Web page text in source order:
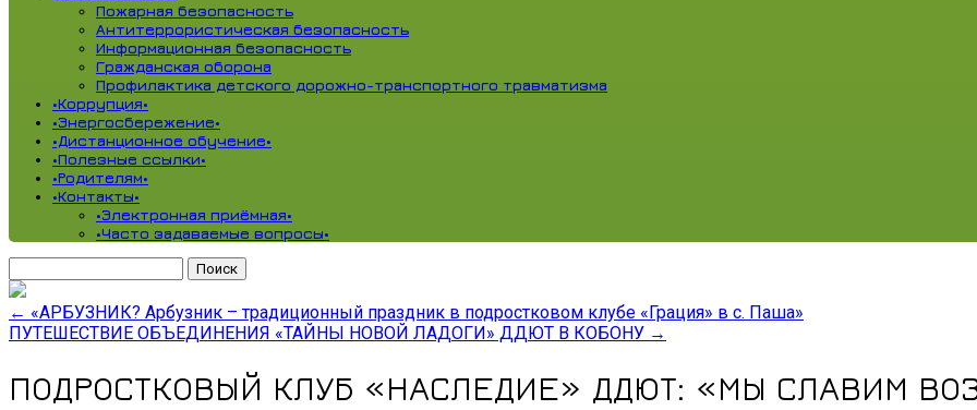
Пожарная безопасность
Антитеррористическая безопасность
Информационная безопасность
Гражданская оборона
Профилактика детского дорожно-транспортного травматизма
•Коррупция•
•Энергосбережение•
•Дистанционное обучение•
•Полезные ссылки•
•Родителям•
•Контакты•
•Электронная приёмная•
•Часто задаваемые вопросы•
← «АРБУЗНИК? Арбузник – традиционный праздник в подростковом клубе «Грация» в с. Паша»
ПУТЕШЕСТВИЕ ОБЪЕДИНЕНИЯ «ТАЙНЫ НОВОЙ ЛАДОГИ» ДДЮТ В КОБОНУ →
ПОДРОСТКОВЫЙ КЛУБ «НАСЛЕДИЕ» ДДЮТ: «МЫ СЛАВИМ